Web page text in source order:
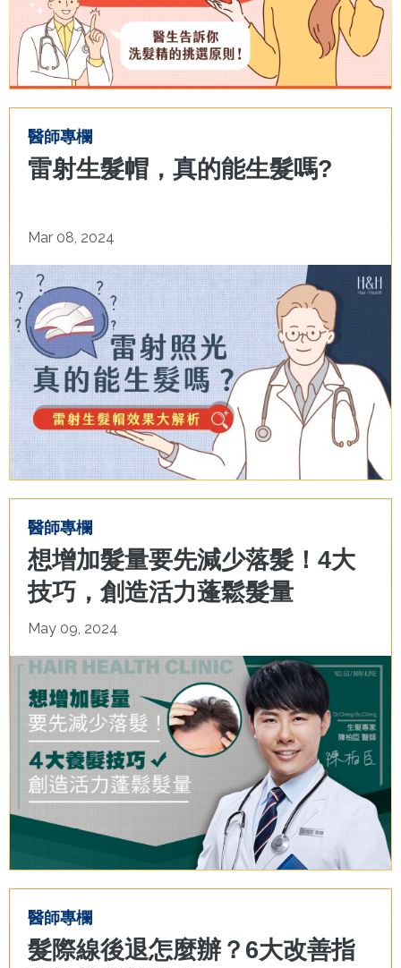
醫師專欄
雷射生髮帽，真的能生髮嗎?
Mar 08, 2024
醫師專欄
想增加髮量要先減少落髮！4大
技巧，創造活力蓬鬆髮量
May 09, 2024
醫師專欄
髮際線後退怎麼辦？6大改善指